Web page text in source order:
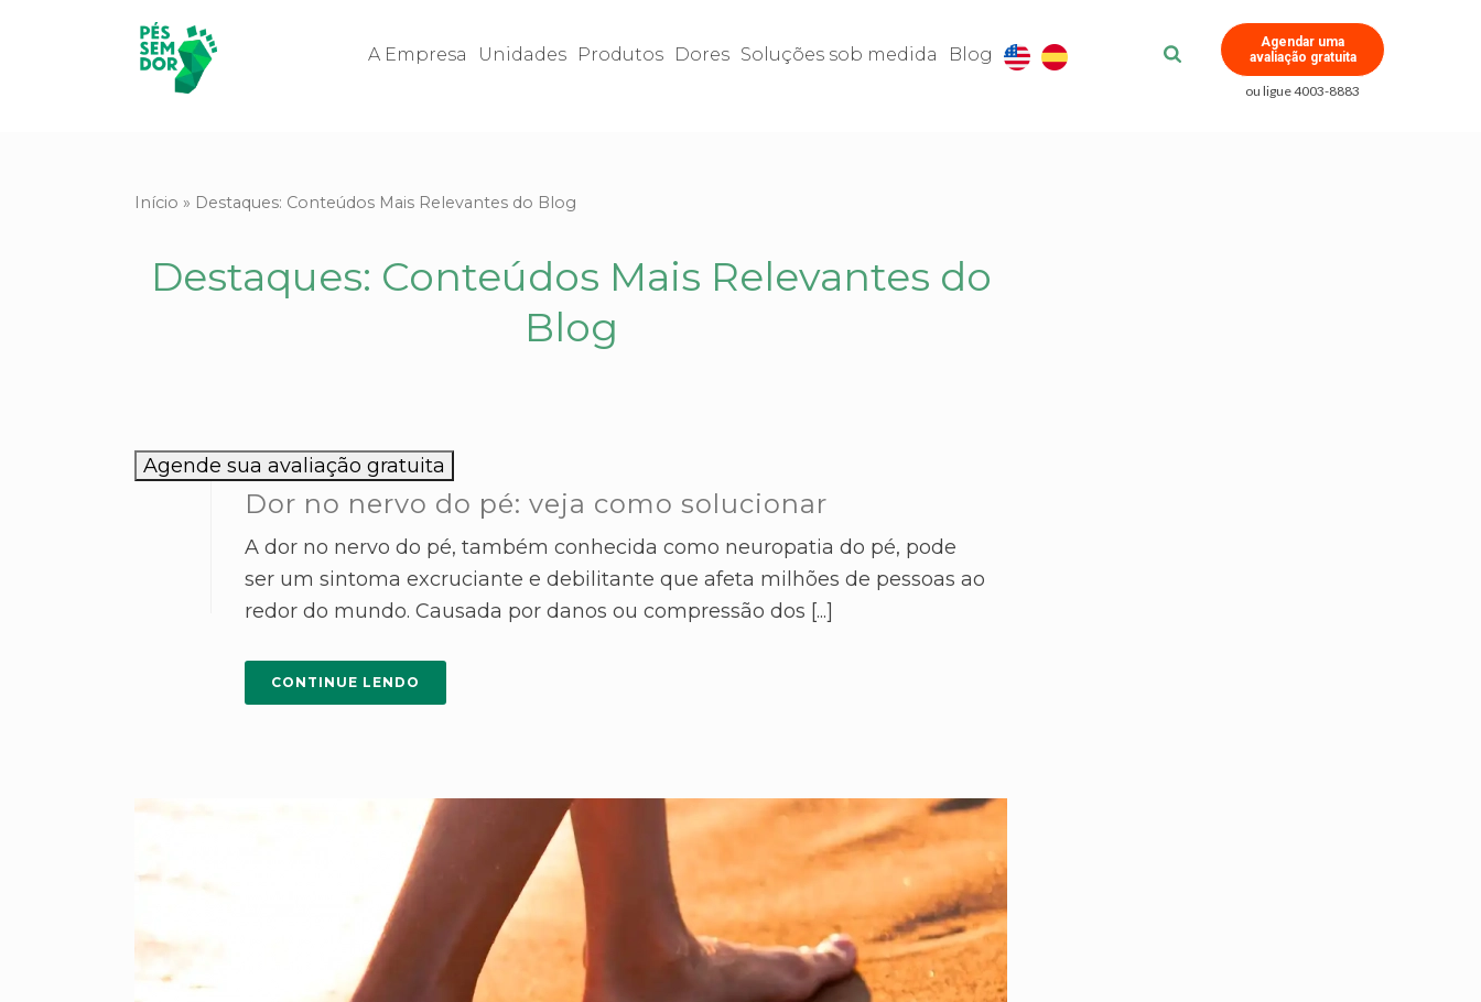
A Empresa Unidades Produtos Dores Soluções sob medida Blog
Agendar uma
avaliação gratuita
ou ligue 4003-8883
Início » Destaques: Conteúdos Mais Relevantes do Blog
Destaques: Conteúdos Mais Relevantes do
Blog
Agende sua avaliação gratuita
Dor no nervo do pé: veja como solucionar
A dor no nervo do pé, também conhecida como neuropatia do pé, pode
ser um sintoma excruciante e debilitante que afeta milhões de pessoas ao
redor do mundo. Causada por danos ou compressão dos [...]
CONTINUE LENDO